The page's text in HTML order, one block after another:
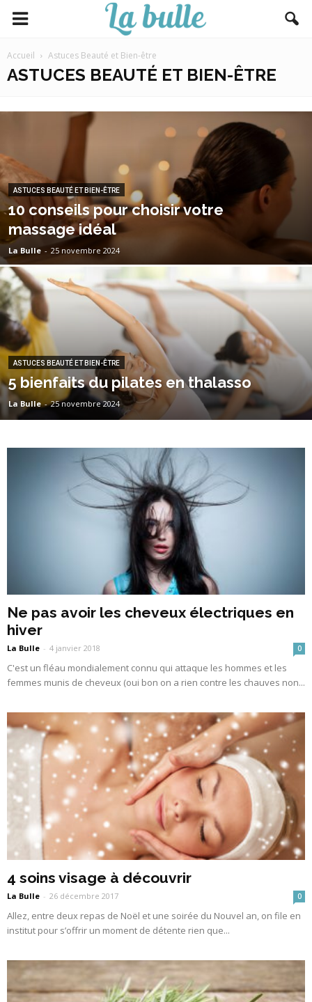
Accueil Astuces Beauté et Bien-être
ASTUCES BEAUTÉ ET BIEN-ÊTRE
ASTUCES BEAUTÉ ET BIEN-ÊTRE
10 conseils pour choisir votre
massage idéal
La Bulle - 25 novembre 2024
ASTUCES BEAUTÉ ET BIEN-ÊTRE
5 bienfaits du pilates en thalasso
La Bulle - 25 novembre 2024
Ne pas avoir les cheveux électriques en
hiver
La Bulle - 4 janvier 2018 0
C'est un fléau mondialement connu qui attaque les hommes et les
femmes munis de cheveux (oui bon on a rien contre les chauves non...
4 soins visage à découvrir
La Bulle - 26 décembre 2017 0
Allez, entre deux repas de Noël et une soirée du Nouvel an, on file en
institut pour s’offrir un moment de détente rien que...